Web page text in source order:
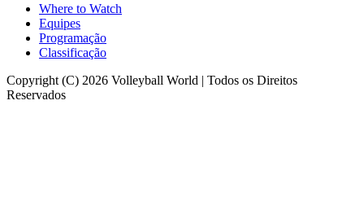
Where to Watch
Equipes
Programação
Classificação
Copyright (C) 2026 Volleyball World | Todos os Direitos
Reservados